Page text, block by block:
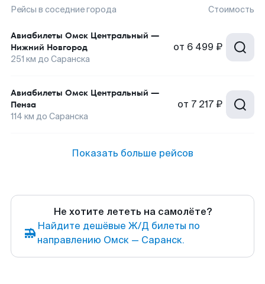
Рейсы в соседние города Стоимость
Авиабилеты Омск Центральный —
Нижний Новгород
251 км до Саранска
от 6 499 ₽
Авиабилеты Омск Центральный —
Пенза
114 км до Саранска
от 7 217 ₽
Показать больше рейсов
Не хотите лететь на самолёте?
Найдите дешёвые Ж/Д билеты по
направлению Омск — Саранск.